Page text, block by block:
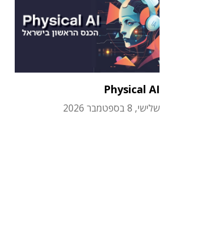
Physical AI
שלישי, 8 בספטמבר 2026